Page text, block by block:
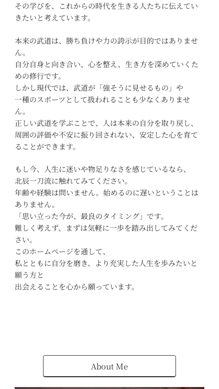
その学びを、これからの時代を生きる人たちに伝えてい
きたいと考えています。
本来の武道は、勝ち負けや力の誇示が目的ではありませ
ん。
自分自身と向き合い、心を整え、生き方を深めていくた
めの修行です。
しかし現代では、武道が「強そうに見せるもの」や
一種のスポーツとして扱われることも少なくありませ
ん。
正しい武道を学ぶことで、人は本来の自分を取り戻し、
周囲の評価や不安に振り回されない、安定した心を育て
ることができます。
もし今、人生に迷いや物足りなさを感じているなら、
北辰一刀流に触れてみてください。
年齢や経験は問いません。始めるのに遅いということは
ありません。
「思い立った今が、最良のタイミング」です。
難しく考えず、まずは気軽に一歩を踏み出してみてくだ
さい。
このホームページを通して、
私とともに自分を磨き、より充実した人生を歩みたいと
願う方と
出会えることを心から願っています。
About Me